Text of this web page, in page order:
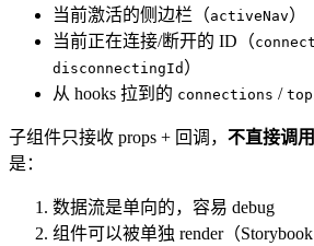
当前激活的侧边栏（activeNav）
当前正在连接/断开的 ID（
disconnectingId ）
从 hooks 拉到的 connections /
子组件只接收 props + 回调， 不直接调
是：
数据流是单向的，容易 debug
组件可以被单独 render（Storybook